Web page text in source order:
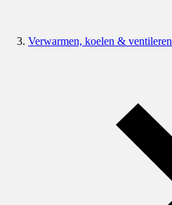
Verwarmen, koelen & ventileren